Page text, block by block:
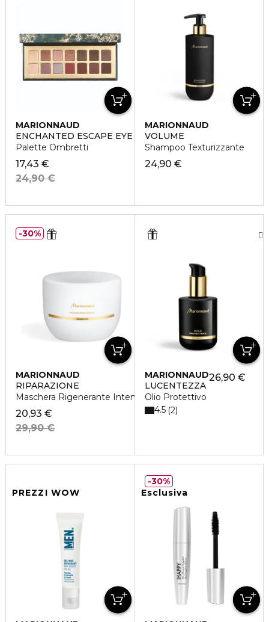
MARIONNAUD
ENCHANTED ESCAPE EYE PALETTE
Palette Ombretti
17,43 €
24,90 €
MARIONNAUD
VOLUME
Shampoo Texturizzante
24,90 €
MARIONNAUD
RIPARAZIONE
Maschera Rigenerante Intensa
20,93 €
29,90 €
30%
MARIONNAUD
LUCENTEZZA
Olio Protettivo
26,90 €
4.5 2
PREZZI WOW Esclusiva
30%